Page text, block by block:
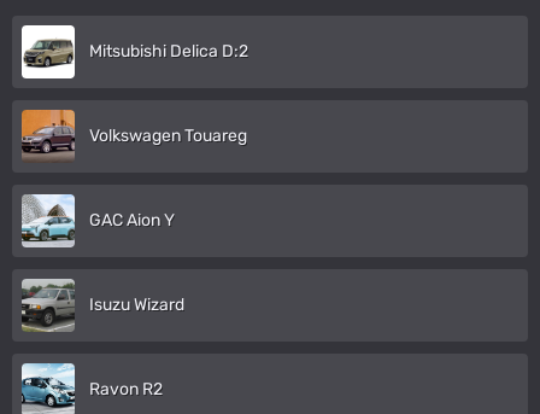
Mitsubishi Delica D:2
Volkswagen Touareg
GAC Aion Y
Isuzu Wizard
Ravon R2